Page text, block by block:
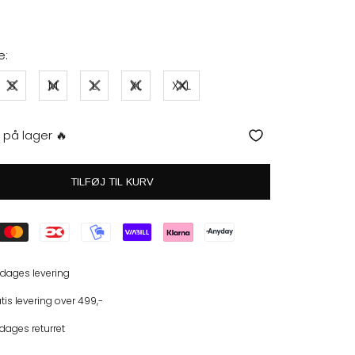
S M L XL XXL
på lager 🔥
TILFØJ TIL KURV
dages levering
levering over 499,-
returret